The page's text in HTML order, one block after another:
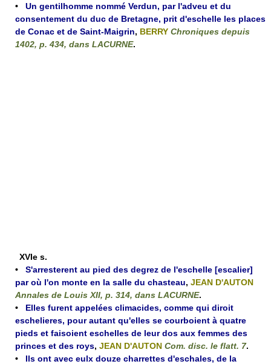
• Un gentilhomme nommé Verdun, par l'adveu et du
consentement du duc de Bretagne, prit d'eschelle les places
de Conac et de Saint-Maigrin, BERRY Chroniques depuis
1402, p. 434, dans LACURNE.
XVIe s.
• S'arresterent au pied des degrez de l'eschelle [escalier]
par où l'on monte en la salle du chasteau, JEAN D'AUTON
Annales de Louis XII, p. 314, dans LACURNE.
• Elles furent appelées climacides, comme qui diroit
eschelieres, pour autant qu'elles se courboient à quatre
pieds et faisoient eschelles de leur dos aux femmes des
princes et des roys, JEAN D'AUTON Com. disc. le flatt. 7.
• Ils ont avec eulx douze charrettes d'eschales, de la